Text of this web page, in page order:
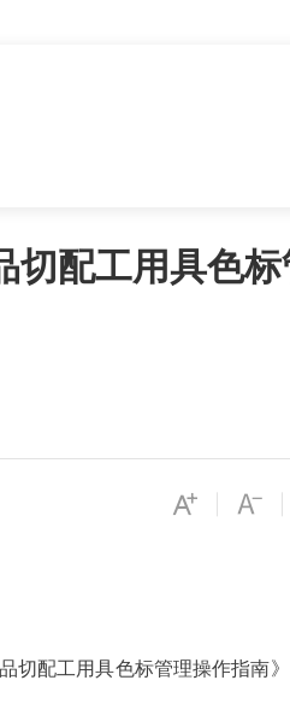
切配工用具色
切配工用具色标管理操作指南》